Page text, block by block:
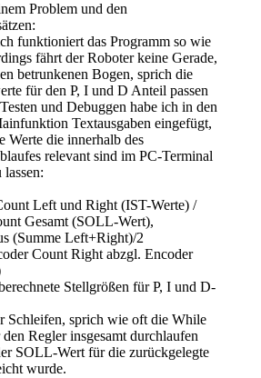
Problem und den
funktioniert das Programm so wie
fährt der Roboter keine Gerade,
betrunkenen Bogen, sprich die
für den P, I und D Anteil passen
und Debuggen habe ich in den
Textausgaben eingefügt,
Werte die innerhalb des
relevant sind im PC-Terminal
lassen:
Left und Right (IST-Werte) /
Gesamt (SOLL-Wert),
(Summe Left+Right)/2
Count Right abzgl. Encoder
Stellgrößen für P, I und D-
Schleifen, sprich wie oft die While
Regler insgesamt durchlaufen
SOLL-Wert für die zurückgelegte
wurde.